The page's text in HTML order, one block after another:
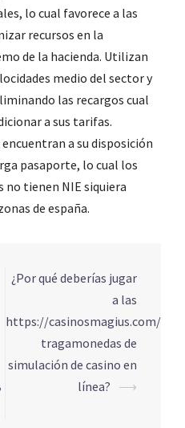
lo cual favorece a las
recursos en la
de la hacienda. Utilizan
medio del sector y
las recargos cual
a sus tarifas.
a su disposición
pasaporte, lo cual los
no tienen NIE siquiera
de españa.
¿Por qué deberías jugar
a las
https://casinosmagius.com/
tragamonedas de
simulación de casino en
línea? ⟶